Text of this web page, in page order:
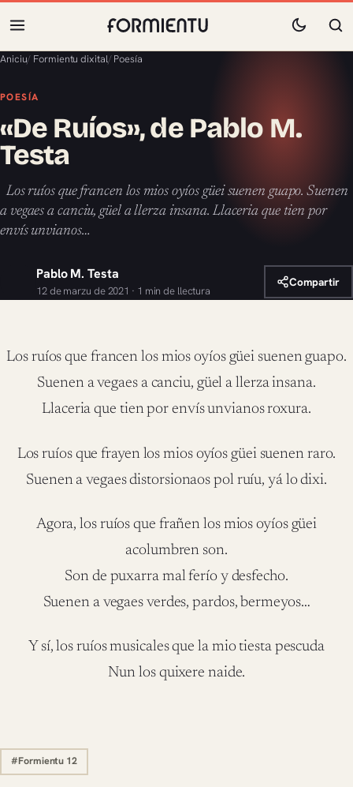
Aniciu/ Formientu dixital/ Poesía
POESÍA
«De Ruíos», de Pablo M.
Testa
Los ruíos que francen los mios oyíos güei suenen guapo. Suenen
a vegaes a canciu, güel a llerza insana. Llaceria que tien por
envís unvianos…
Pablo M. Testa
12 de marzu de 2021 · 1 min de llectura
Compartir
Los ruíos que francen los mios oyíos güei suenen guapo.
Suenen a vegaes a canciu, güel a llerza insana.
Llaceria que tien por envís unvianos roxura.
Los ruíos que frayen los mios oyíos güei suenen raro.
Suenen a vegaes distorsionaos pol ruíu, yá lo dixi.
Agora, los ruíos que frañen los mios oyíos güei
acolumbren son.
Son de puxarra mal ferío y desfecho.
Suenen a vegaes verdes, pardos, bermeyos…
Y sí, los ruíos musicales que la mio tiesta pescuda
Nun los quixere naide.
#Formientu 12